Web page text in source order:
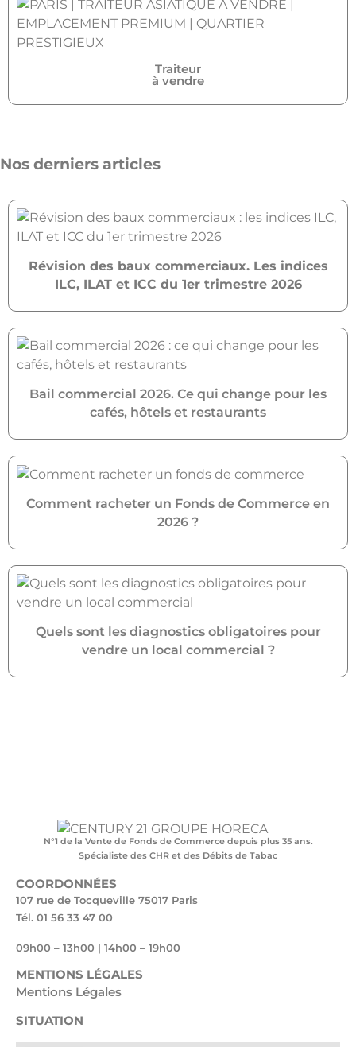
Traiteur
à vendre
Nos derniers articles
Révision des baux commerciaux. Les indices
ILC, ILAT et ICC du 1er trimestre 2026
Bail commercial 2026. Ce qui change pour les
cafés, hôtels et restaurants
Comment racheter un Fonds de Commerce en
2026 ?
Quels sont les diagnostics obligatoires pour
vendre un local commercial ?
N°1 de la Vente de Fonds de Commerce depuis plus 35 ans.
Spécialiste des CHR et des Débits de Tabac
COORDONNÉES
107 rue de Tocqueville 75017 Paris
Tél. 01 56 33 47 00
09h00 – 13h00 | 14h00 – 19h00
MENTIONS LÉGALES
Mentions Légales
SITUATION